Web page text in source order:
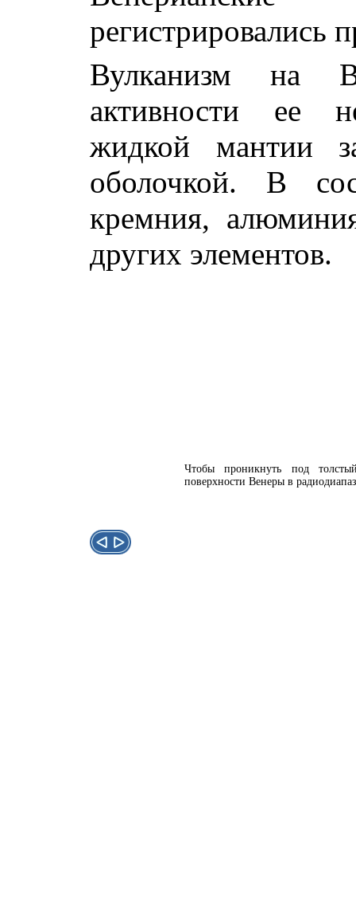
Вулканизм на
активности ее
жидкой мантии
оболочкой. В
кремния,
других элементов.
Чтобы проникнуть под
поверхности Венеры в